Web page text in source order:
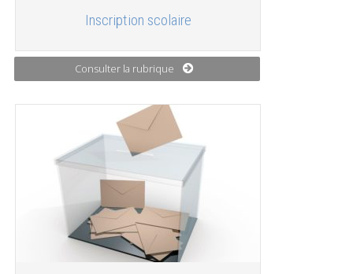
Inscription scolaire
Consulter la rubrique